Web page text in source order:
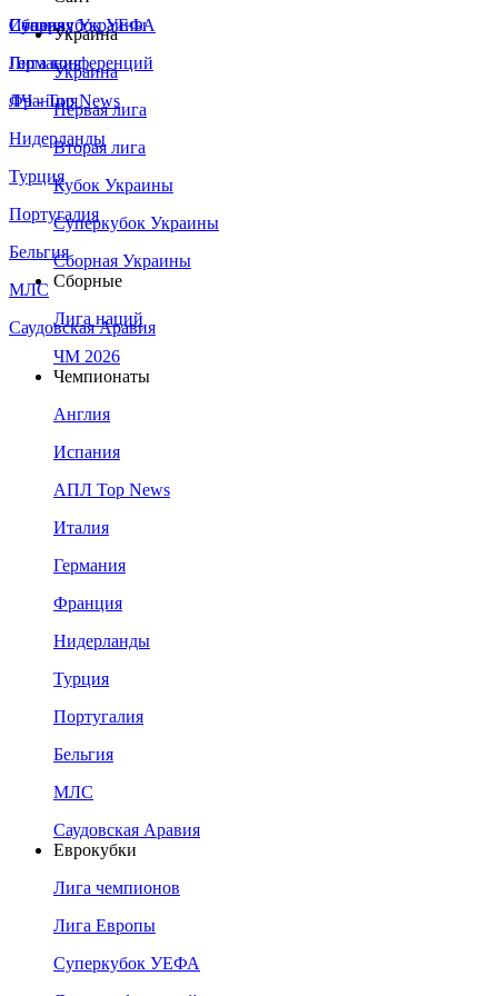
Сборная Украины
Италия
Германия
Франция
Нидерланды
Турция
Португалия
Бельгия
МЛС
Саудовская Аравия
Суперкубок УЕФА
Лига конференций
ЛЧ - Top News
Украина
Украина
Первая лига
Вторая лига
Кубок Украины
Суперкубок Украины
Сборная Украины
Сборные
Лига наций
ЧМ 2026
Чемпионаты
Англия
Испания
АПЛ Top News
Италия
Германия
Франция
Нидерланды
Турция
Португалия
Бельгия
МЛС
Саудовская Аравия
Еврокубки
Лига чемпионов
Лига Европы
Суперкубок УЕФА